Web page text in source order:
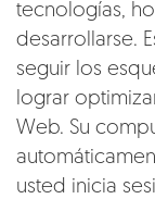
tecnologías,
desarrollarse.
seguir los
lograr
Web. Su
usted inicia